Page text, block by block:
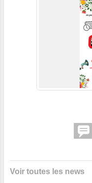
Voir toutes les news